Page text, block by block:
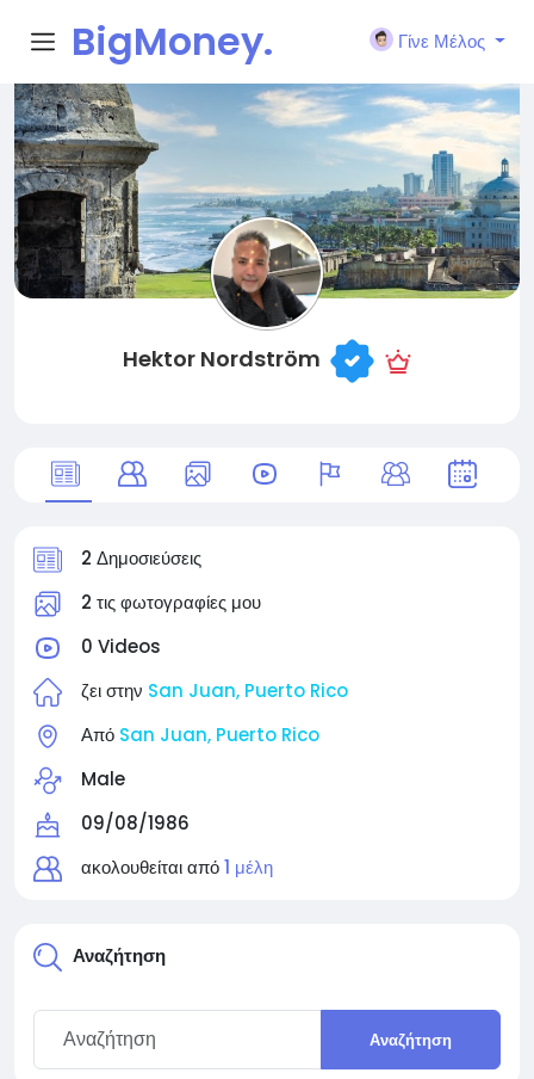
BigMoney.
VIP
Γίνε Μέλος
Hektor Nordström
2 Δημοσιεύσεις
2 τις φωτογραφίες μου
0 Videos
ζει στην San Juan, Puerto Rico
Από San Juan, Puerto Rico
Male
09/08/1986
ακολουθείται από1 μέλη
Αναζήτηση
Αναζήτηση